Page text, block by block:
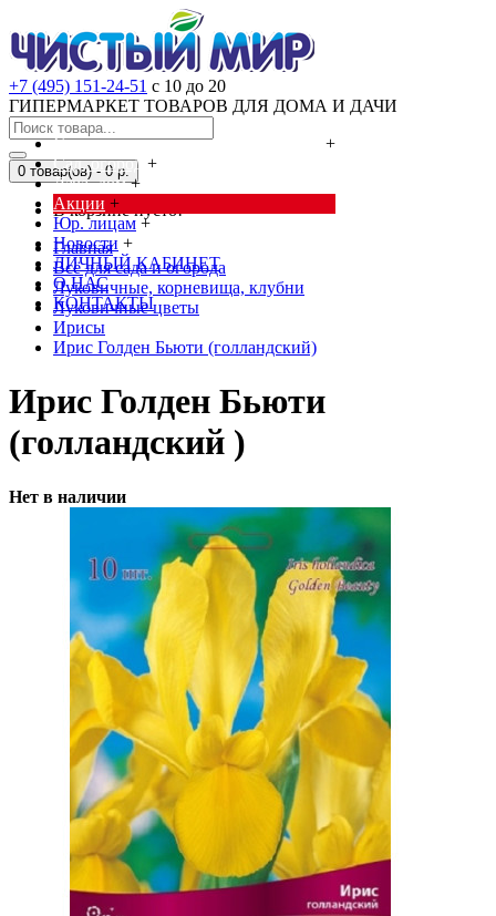
+7 (495) 151-24-51 с 10 до 20
ГИПЕРМАРКЕТ ТОВАРОВ ДЛЯ ДОМА И ДАЧИ
Cредства от насекомых и грызунов
+
Сад, огород +
Дача, дом +
Акции +
Юр. лицам +
Новости +
ЛИЧНЫЙ КАБИНЕТ
О НАС
КОНТАКТЫ
0 товар(ов) - 0 р.
В корзине пусто!
Главная
Всё для сада и огорода
Луковичные, корневища, клубни
Луковичные цветы
Ирисы
Ирис Голден Бьюти (голландский)
Ирис Голден Бьюти
(голландский )
Нет в наличии